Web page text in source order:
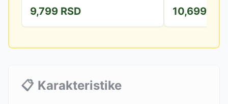
9,799 RSD
broj obrtaja.
10,699
📋 Karakteristike